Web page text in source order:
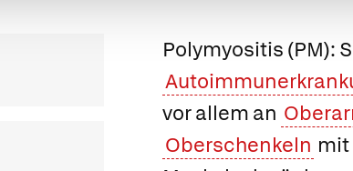
Polymyositis (PM):
vor allem an
Oberschenkeln